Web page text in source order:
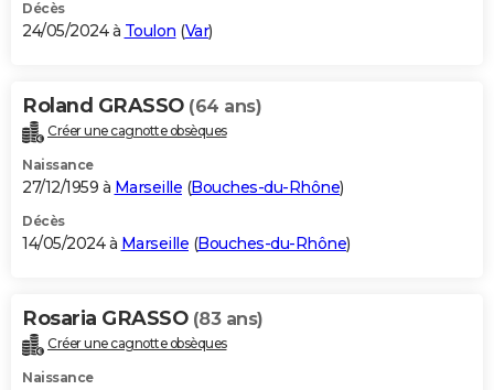
Décès
24/05/2024 à Toulon (Var)
Roland GRASSO (64 ans)
Créer une cagnotte obsèques
Naissance
27/12/1959 à Marseille (Bouches-du-Rhône)
Décès
14/05/2024 à Marseille (Bouches-du-Rhône)
Rosaria GRASSO (83 ans)
Créer une cagnotte obsèques
Naissance